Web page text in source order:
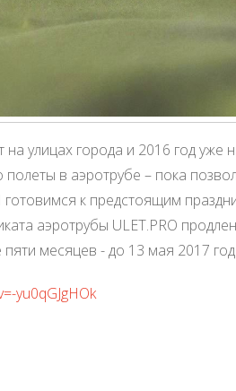
на улицах города и 2016 год
в аэротрубе – пока
к предстоящим
аэротрубы ULET.PRO
месяцев - до 13 мая 2017
yu0qGJgHOk